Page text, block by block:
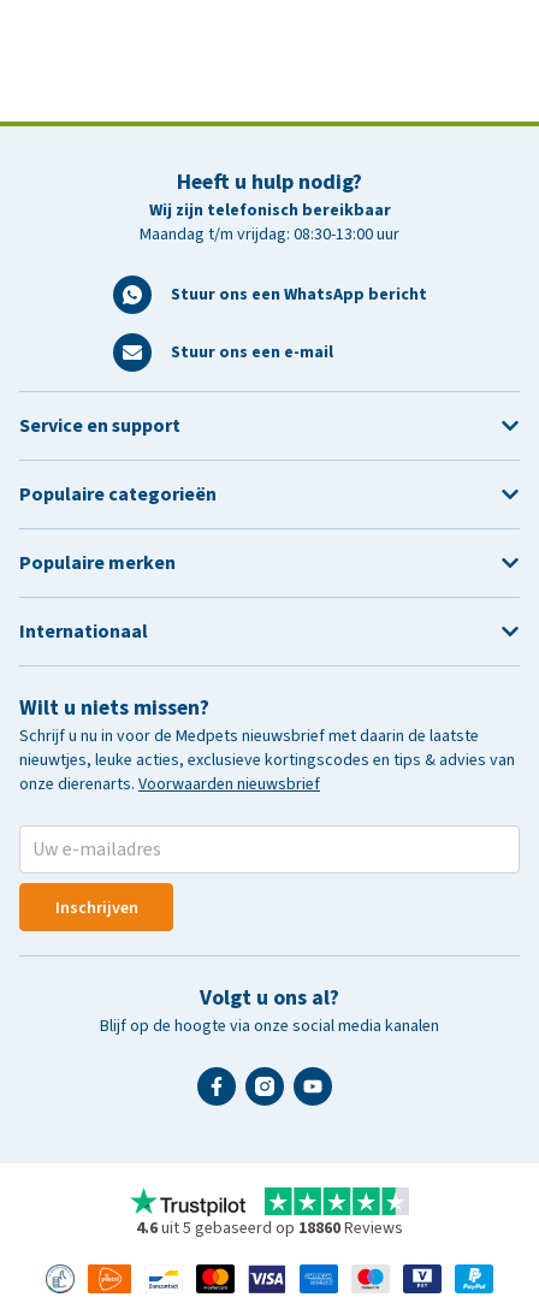
Heeft u hulp nodig?
Wij zijn telefonisch bereikbaar
Maandag t/m vrijdag: 08:30-13:00 uur
Stuur ons een WhatsApp bericht
Stuur ons een e-mail
Wilt u niets missen?
Schrijf u nu in voor de Medpets nieuwsbrief met daarin de laatste
nieuwtjes, leuke acties, exclusieve kortingscodes en tips & advies van
onze dierenarts. Voorwaarden nieuwsbrief
Inschrijven
Volgt u ons al?
Blijf op de hoogte via onze social media kanalen
Service en support
Populaire categorieën
Populaire merken
Internationaal
4.6uit 5 gebaseerd op 18860Reviews